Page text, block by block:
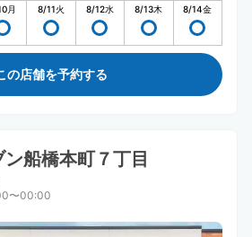
月 8/11火 8/12水 8/13木 8/14金
の店舗を予約する
船橋本町７丁目
〜00:00